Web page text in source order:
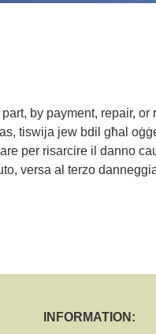
by payment, repair, or
tiswija jew bdil għal
per risarcire il danno
versa al terzo
INFORMATION: